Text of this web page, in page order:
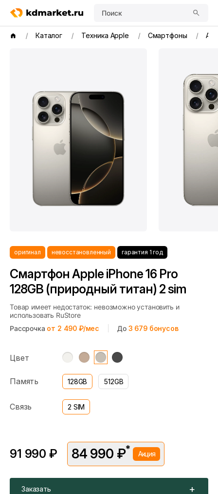
Поиск
Каталог Техника Apple Смартфоны
оригинал невосстановленный гарантия 1 год
Смартфон Apple iPhone 16 Pro
128GB (природный титан) 2 sim
Товар имеет недостаток: невозможно установить и
использовать RuStore
Рассрочка от 2 490 ₽/мес До 3 679бонусов
Цвет
Память 128GB 512GB
Связь 2 SIM
91 990 ₽ 84 990 ₽* Акция
Цена без скидки —91 990 ₽. Подробности уточняйте у
консультантов.
Заказать